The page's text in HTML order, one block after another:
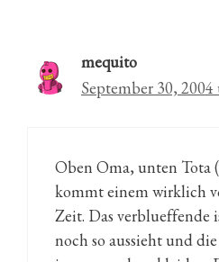
mequito
September 30,
Oben Oma, unten Tota
kommt einem wirklich
Zeit. Das verblueffende
noch so aussieht und